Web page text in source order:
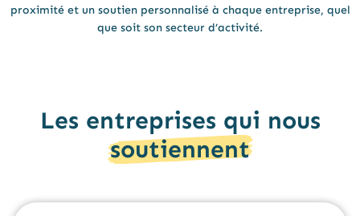
proximité et un soutien personnalisé à chaque entreprise, quel
que soit son secteur d’activité.
Les entreprises qui nous
soutiennent